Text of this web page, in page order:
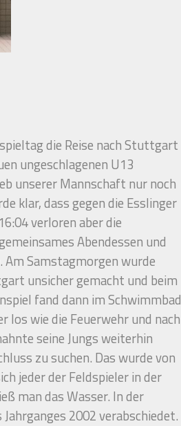
die Reise nach Stuttgart
ungeschlagenen U13
unserer Mannschaft nur noch
klar, dass gegen die Esslinger
verloren aber die
Abendessen und
Am Samstagmorgen wurde
unsicher gemacht und beim
fand dann im Schwimmbad
wie die Feuerwehr und nach
seine Jungs weiterhin
zu suchen. Das wurde von
jeder der Feldspieler in der
man das Wasser. In der
2002 verabschiedet.